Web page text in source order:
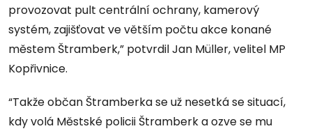
provozovat pult centrální ochrany, kamerový
systém, zajišťovat ve větším počtu akce konané
městem Štramberk,” potvrdil Jan Müller, velitel MP
Kopřivnice.
“Takže občan Štramberka se už nesetká se situací,
kdy volá Městské policii Štramberk a ozve se mu